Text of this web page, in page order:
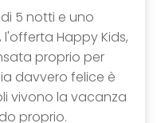
5 notti e uno
l'offerta Happy Kids,
proprio per
davvero felice è
vivono la vacanza
proprio.